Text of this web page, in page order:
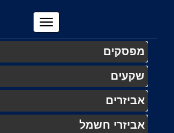
מפסקים
שקעים
אביזרים
אביזרי חשמל